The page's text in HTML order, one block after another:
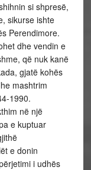
si shpresë,
sikurse ishte
Perendimore.
dhe vendin e
që nuk kanë
gjatë kohës
mashtrim
1990.
në një
e kuptuar
e donin
i udhës